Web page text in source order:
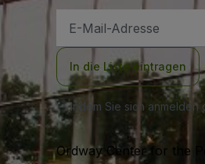
Mail-
In die Liste eintragen
Indem Sie sich anmelden
Ordway Center for the